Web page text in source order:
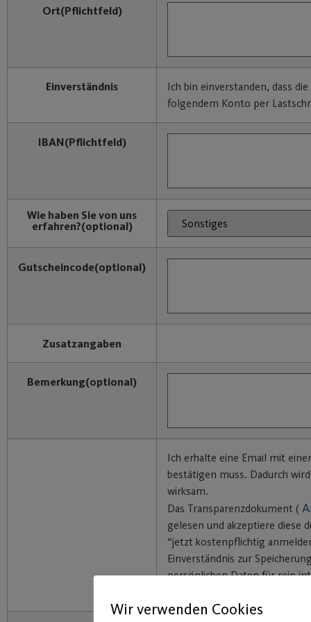
Ort(Pflichtfeld)
Einverständnis
Ich bin einverstanden, dass
folgendem Konto per
IBAN(Pflichtfeld)
Wie haben Sie von uns
erfahren?(optional)
Gutscheincode(optional)
Zusatzangaben
Bemerkung(optional)
Ich erhalte eine Email mit
bestätigen muss. Dadurch
wirksam.
Das Transparenzdokument (
gelesen und akzeptiere diese
“jetzt kostenpflichtig
Einverständnis zur
persönlichen Daten für rein
Wir verwenden Cookies